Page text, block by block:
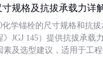
规格及抗拔承载力详
化学锚栓的尺寸规格和抗
JGJ 145）提供抗拔承载
及选型建议，适用于工程